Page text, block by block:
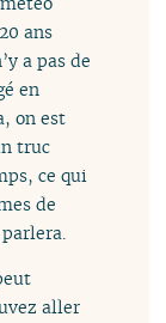
ans
a pas de
en
on est
truc
ce qui
de
aller